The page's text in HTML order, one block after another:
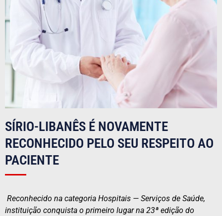
SÍRIO-LIBANÊS É NOVAMENTE
RECONHECIDO PELO SEU RESPEITO AO
PACIENTE
Reconhecido na categoria Hospitais — Serviços de Saúde,
instituição conquista o primeiro lugar na 23ª edição do